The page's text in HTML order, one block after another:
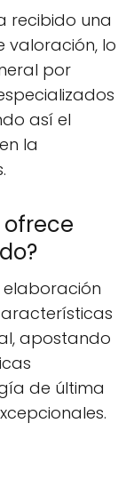
recibido una
valoración, lo
por
así el
la
elaboración
apostando
de última